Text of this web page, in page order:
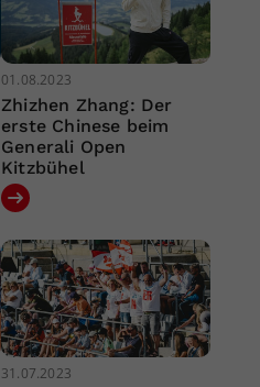
01.08.2023
Zhizhen Zhang: Der
erste Chinese beim
Generali Open
Kitzbühel
31.07.2023